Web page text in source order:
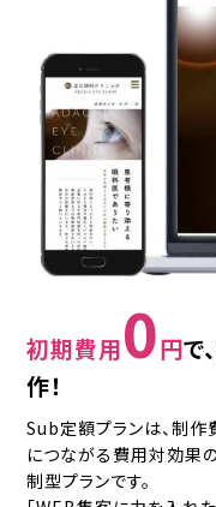
初期費用0円で
作！
Sub定額プランは、制
につながる費用対効果
制型プランです。